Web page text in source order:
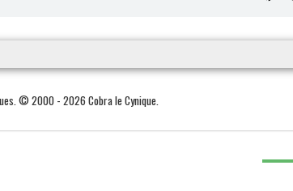
© 2000 - 2026 Cobra le Cynique.